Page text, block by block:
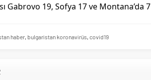
Gabrovo 19, Sofya 17 ve Montana’da 7
haber bulgaristan koronavirüs covid19